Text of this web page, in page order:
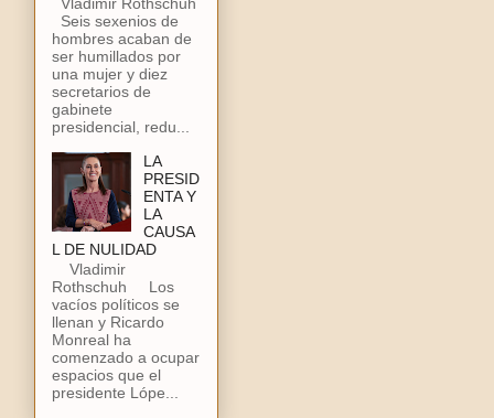
Seis sexenios de
hombres acaban de
ser humillados por
una mujer y diez
secretarios de
gabinete
presidencial, redu...
LA
PRESID
ENTA Y
LA
CAUSA
L DE NULIDAD
Vladimir
Rothschuh Los
vacíos políticos se
llenan y Ricardo
Monreal ha
comenzado a ocupar
espacios que el
presidente Lópe...